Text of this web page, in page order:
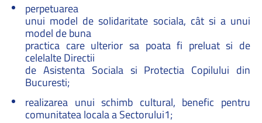
perpetuarea
unui model de solidaritate sociala, cât si a unui
model de buna
practica care ulterior sa poata fi preluat si de
celelalte Directii
de Asistenta Sociala si Protectia Copilului din
Bucuresti;
realizarea unui schimb cultural, benefic pentru
comunitatea locala a Sectorului1;